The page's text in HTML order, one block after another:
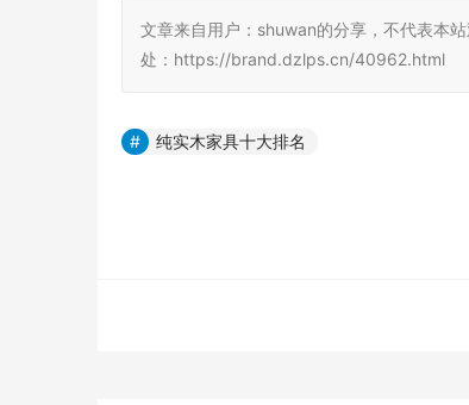
文章来自用户：shuwan的分享，不代表本
处：https://brand.dzlps.cn/40962.html
纯实木家具十大排名